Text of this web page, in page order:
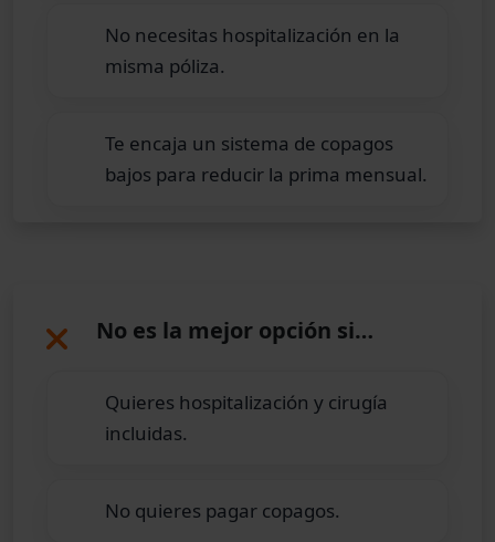
No necesitas hospitalización en la
misma póliza.
Te encaja un sistema de copagos
bajos para reducir la prima mensual.
No es la mejor opción si…
Quieres hospitalización y cirugía
incluidas.
No quieres pagar copagos.